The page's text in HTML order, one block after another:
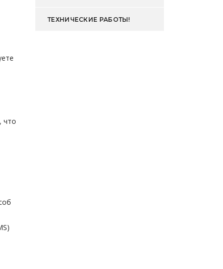
что
ТЕХНИЧЕСКИЕ РАБОТЫ!